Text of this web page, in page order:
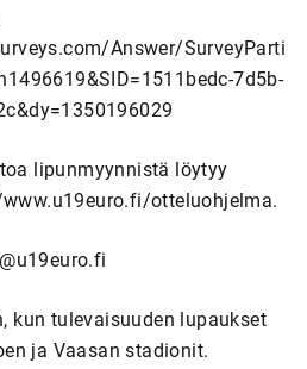
Answer/SurveyParti
7d5b-
lipunmyynnistä löytyy
otteluohjelma.
kun tulevaisuuden lupaukset
ja Vaasan stadionit.